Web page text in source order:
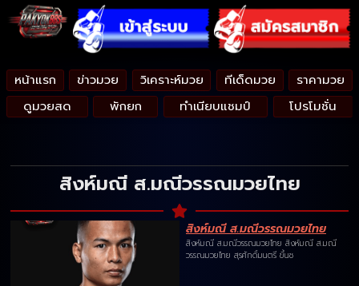
หน้าแรก ข่าวมวย วิเคราะห์มวย ทีเด็ดมวย
ราคามวย
ดูมวยสด
พักยก ทำเนียบแชมป์ โปรโมชั่น
สิงห์มณี ส.มณีวรรณมวยไทย
สิงห์มณี ส.มณีวรรณมวยไทย
สิงห์มณี ส.มณีวรรณมวยไทย สิงห์มณี ส.มณี
วรรณมวยไทย สุรศักดิ์มนตรี ขึ้นช